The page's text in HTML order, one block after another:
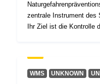
zentrale Instrument des
Ihr Ziel ist die Kontrolle
Gebiet unterliegt einer
unterscheiden die PPR-
WMS UNKNOWN